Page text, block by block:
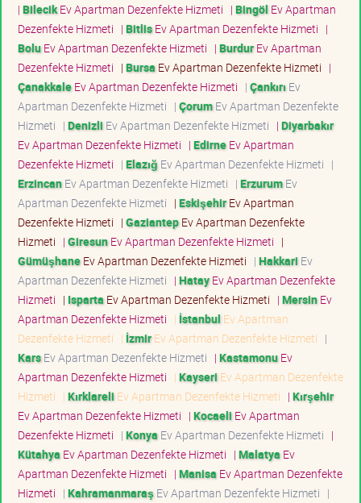
| BilecikEv Apartman Dezenfekte Hizmeti | Bingöl Ev Apartman
Dezenfekte Hizmeti | BitlisEv Apartman Dezenfekte Hizmeti |
BoluEv Apartman Dezenfekte Hizmeti | BurdurEv Apartman
Dezenfekte Hizmeti | Bursa Ev Apartman Dezenfekte Hizmeti |
ÇanakkaleEv Apartman Dezenfekte Hizmeti | Çankırı Ev
Apartman Dezenfekte Hizmeti | ÇorumEv Apartman Dezenfekte
Hizmeti | Denizli Ev Apartman Dezenfekte Hizmeti | Diyarbakır
Ev Apartman Dezenfekte Hizmeti | EdirneEv Apartman
Dezenfekte Hizmeti | Elazığ Ev Apartman Dezenfekte Hizmeti |
ErzincanEv Apartman Dezenfekte Hizmeti | ErzurumEv
Apartman Dezenfekte Hizmeti | EskişehirEv Apartman
Dezenfekte Hizmeti | GaziantepEv Apartman Dezenfekte
Hizmeti | GiresunEv Apartman Dezenfekte Hizmeti |
GümüşhaneEv Apartman Dezenfekte Hizmeti | Hakkari Ev
Apartman Dezenfekte Hizmeti | HatayEv Apartman Dezenfekte
Hizmeti | Isparta Ev Apartman Dezenfekte Hizmeti | MersinEv
Apartman Dezenfekte Hizmeti | İstanbul Ev Apartman
Dezenfekte Hizmeti | İzmirEv Apartman Dezenfekte Hizmeti |
KarsEv Apartman Dezenfekte Hizmeti | KastamonuEv
Apartman Dezenfekte Hizmeti | Kayseri Ev Apartman Dezenfekte
Hizmeti | Kırklareli Ev Apartman Dezenfekte Hizmeti | Kırşehir
Ev Apartman Dezenfekte Hizmeti | Kocaeli Ev Apartman
Dezenfekte Hizmeti | Konya Ev Apartman Dezenfekte Hizmeti |
Kütahya Ev Apartman Dezenfekte Hizmeti | Malatya Ev
Apartman Dezenfekte Hizmeti | Manisa Ev Apartman Dezenfekte
Hizmeti | Kahramanmaraş Ev Apartman Dezenfekte Hizmeti |